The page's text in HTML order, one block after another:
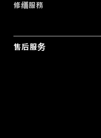
修缮服務
售后服务